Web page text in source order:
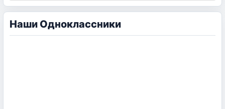
Наши Одноклассники